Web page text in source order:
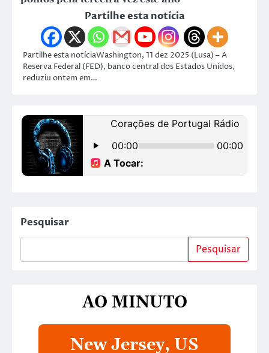
Partilhe esta notícia
Partilhe esta notíciaWashington, 11 dez 2025 (Lusa) – A
Reserva Federal (FED), banco central dos Estados Unidos,
reduziu ontem em…
Pesquisar
Pesquisar
AO MINUTO
New Jersey, US